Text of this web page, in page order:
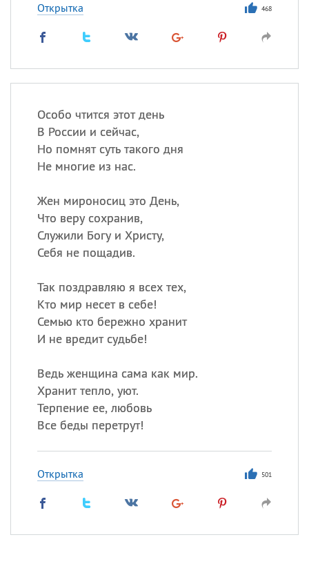
Открытка 468
Особо чтится этот день
В России и сейчас,
Но помнят суть такого дня
Не многие из нас.
Жен мироносиц это День,
Что веру сохранив,
Служили Богу и Христу,
Себя не пощадив.
Так поздравляю я всех тех,
Кто мир несет в себе!
Семью кто бережно хранит
И не вредит судьбе!
Ведь женщина сама как мир.
Хранит тепло, уют.
Терпение ее, любовь
Все беды перетрут!
Открытка 501